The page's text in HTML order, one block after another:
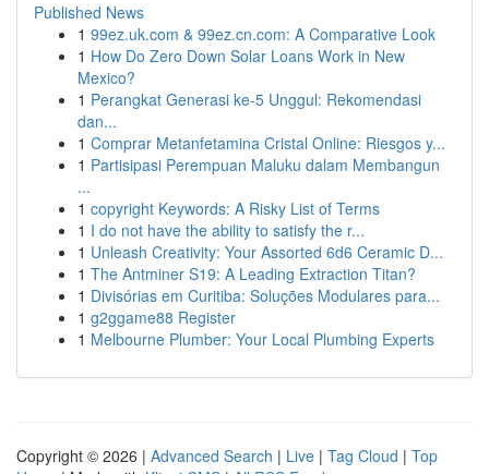
Published News
1 99ez.uk.com & 99ez.cn.com: A Comparative Look
1 How Do Zero Down Solar Loans Work in New
Mexico?
1 Perangkat Generasi ke-5 Unggul: Rekomendasi
dan...
1 Comprar Metanfetamina Cristal Online: Riesgos y...
1 Partisipasi Perempuan Maluku dalam Membangun
...
1 copyright Keywords: A Risky List of Terms
1 I do not have the ability to satisfy the r...
1 Unleash Creativity: Your Assorted 6d6 Ceramic D...
1 The Antminer S19: A Leading Extraction Titan?
1 Divisórias em Curitiba: Soluções Modulares para...
1 g2ggame88 Register
1 Melbourne Plumber: Your Local Plumbing Experts
Copyright © 2026 | Advanced Search | Live | Tag Cloud | Top